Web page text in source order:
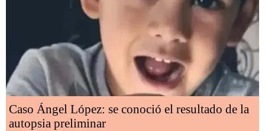
Caso Ángel López: se conoció el resultado de la
autopsia preliminar